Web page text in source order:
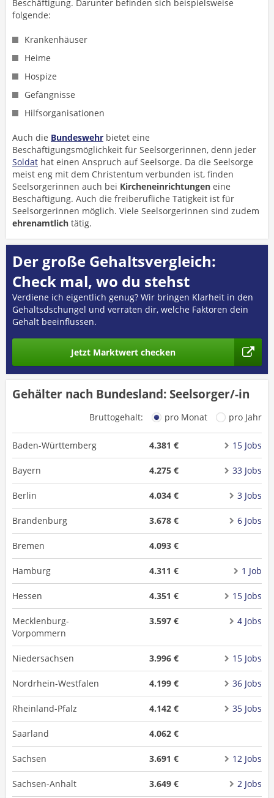
Beschäftigung. Darunter befinden sich beispielsweise
folgende:
Krankenhäuser
Heime
Hospize
Gefängnisse
Hilfsorganisationen
Auch die Bundeswehr bietet eine
Beschäftigungsmöglichkeit für Seelsorgerinnen, denn jeder
Soldat hat einen Anspruch auf Seelsorge. Da die Seelsorge
meist eng mit dem Christentum verbunden ist, finden
Seelsorgerinnen auch bei Kircheneinrichtungen eine
Beschäftigung. Auch die freiberufliche Tätigkeit ist für
Seelsorgerinnen möglich. Viele Seelsorgerinnen sind zudem
ehrenamtlich tätig.
Der große Gehaltsvergleich:
Check mal, wo du stehst
Verdiene ich eigentlich genug? Wir bringen Klarheit in den
Gehaltsdschungel und verraten dir, welche Faktoren dein
Gehalt beeinflussen.
Jetzt Marktwert checken
Gehälter nach Bundesland: Seelsorger/-in
Bruttogehalt: pro Monat pro Jahr
Baden-Württemberg 4.381 € 15 Jobs
Bayern 4.275 € 33 Jobs
Berlin 4.034 € 3 Jobs
Brandenburg 3.678 € 6 Jobs
Bremen 4.093 €
Hamburg 4.311 € 1 Job
Hessen 4.351 € 15 Jobs
Mecklenburg-
Vorpommern
3.597 € 4 Jobs
Niedersachsen 3.996 € 15 Jobs
Nordrhein-Westfalen 4.199 € 36 Jobs
Rheinland-Pfalz 4.142 € 35 Jobs
Saarland 4.062 €
Sachsen 3.691 € 12 Jobs
Sachsen-Anhalt 3.649 € 2 Jobs